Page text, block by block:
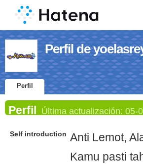
Perfil de
Perfil
Perfil Última actualización: 05-
Self introduction Anti Lemot,
Kamu pasti